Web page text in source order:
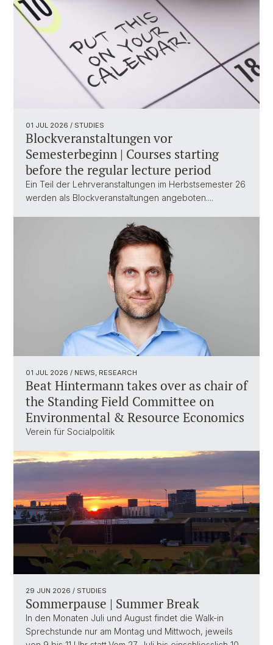
01 JUL 2026 / STUDIES
Blockveranstaltungen vor
Semesterbeginn | Courses starting
before the regular lecture period
Ein Teil der Lehrveranstaltungen im Herbstsemester 26
werden als Blockveranstaltungen angeboten....
01 JUL 2026 / NEWS, RESEARCH
Beat Hintermann takes over as chair of
the Standing Field Committee on
Environmental & Resource Economics
Verein für Socialpolitik
29 JUN 2026 / STUDIES
Sommerpause | Summer Break
In den Monaten Juli und August findet die Walk-in
Sprechstunde nur am Montag und Mittwoch, jeweils